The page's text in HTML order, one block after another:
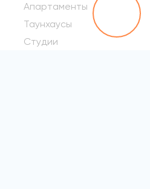
Апартаменты
Таунхаусы
Студии